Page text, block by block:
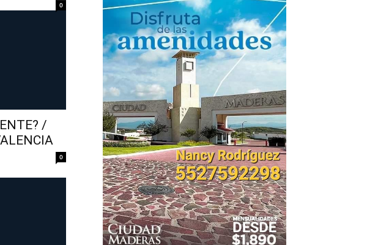
0
/
0